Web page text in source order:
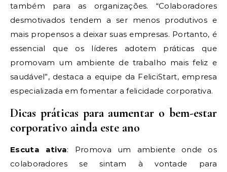
também para as organizações. “Colaboradores
desmotivados tendem a ser menos produtivos e
mais propensos a deixar suas empresas. Portanto, é
essencial que os líderes adotem práticas que
promovam um ambiente de trabalho mais feliz e
saudável”, destaca a equipe da FeliciStart, empresa
especializada em fomentar a felicidade corporativa.
Dicas práticas para aumentar o bem-estar
corporativo ainda este ano
Escuta ativa: Promova um ambiente onde os
colaboradores se sintam à vontade para